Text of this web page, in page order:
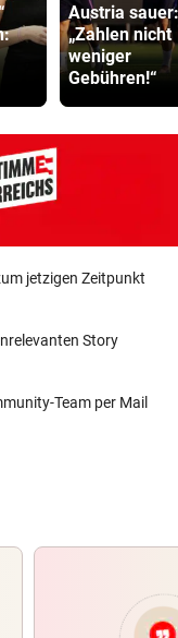
Austria sauer:
„Zahlen nicht
weniger
Gebühren!“
jetzigen Zeitpunkt
Story
Team per Mail